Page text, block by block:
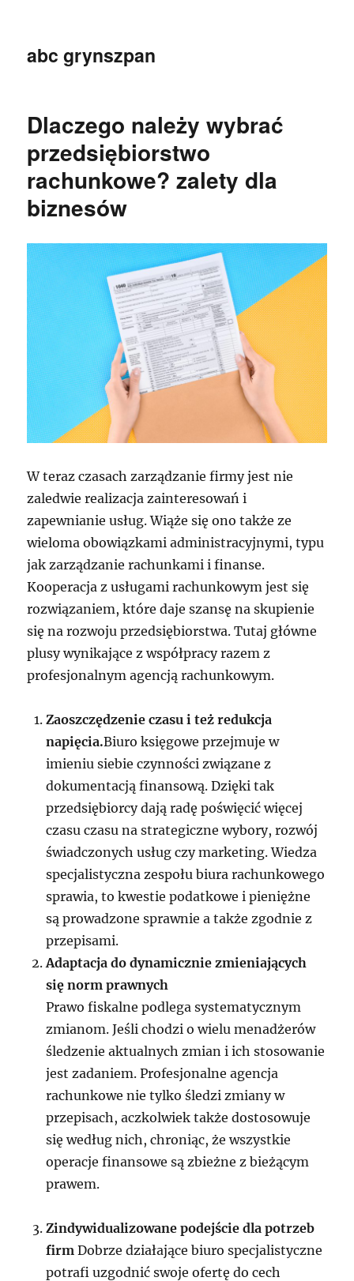
abc grynszpan
Dlaczego należy wybrać
przedsiębiorstwo
rachunkowe? zalety dla
biznesów
W teraz czasach zarządzanie firmy jest nie
zaledwie realizacja zainteresowań i
zapewnianie usług. Wiąże się ono także ze
wieloma obowiązkami administracyjnymi, typu
jak zarządzanie rachunkami i finanse.
Kooperacja z usługami rachunkowym jest się
rozwiązaniem, które daje szansę na skupienie
się na rozwoju przedsiębiorstwa. Tutaj główne
plusy wynikające z współpracy razem z
profesjonalnym agencją rachunkowym.
Zaoszczędzenie czasu i też redukcja
napięcia.Biuro księgowe przejmuje w
imieniu siebie czynności związane z
dokumentacją finansową. Dzięki tak
przedsiębiorcy dają radę poświęcić więcej
czasu czasu na strategiczne wybory, rozwój
świadczonych usług czy marketing. Wiedza
specjalistyczna zespołu biura rachunkowego
sprawia, to kwestie podatkowe i pieniężne
są prowadzone sprawnie a także zgodnie z
przepisami.
Adaptacja do dynamicznie zmieniających
się norm prawnych
Prawo fiskalne podlega systematycznym
zmianom. Jeśli chodzi o wielu menadżerów
śledzenie aktualnych zmian i ich stosowanie
jest zadaniem. Profesjonalne agencja
rachunkowe nie tylko śledzi zmiany w
przepisach, aczkolwiek także dostosowuje
się według nich, chroniąc, że wszystkie
operacje finansowe są zbieżne z bieżącym
prawem.
Zindywidualizowane podejście dla potrzeb
firmDobrze działające biuro specjalistyczne
potrafi uzgodnić swoje ofertę do cech